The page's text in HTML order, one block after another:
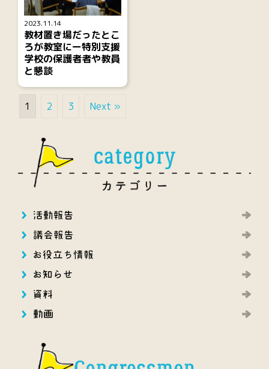
2023.11.14
教材置き場だったとこ
ろが教室にー特別支援
学校の保護者者や教員
と懇談
1 2 3 Next »